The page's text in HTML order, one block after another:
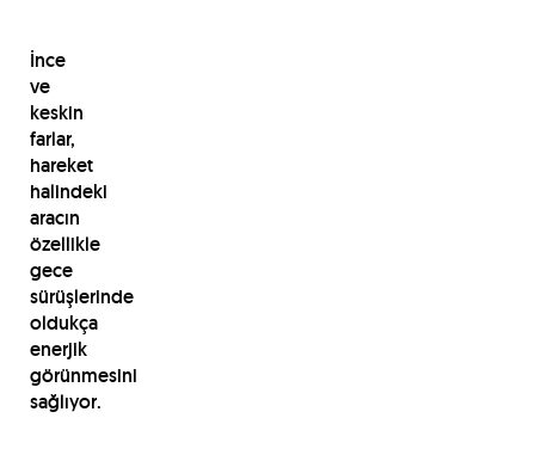
İnce
ve
keskin
farlar,
hareket
halindeki
aracın
özellikle
gece
sürüşlerinde
oldukça
enerjik
görünmesini
sağlıyor.